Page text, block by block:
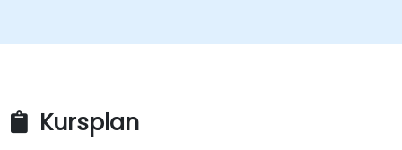
starter-kit-multi-language
Kursplan